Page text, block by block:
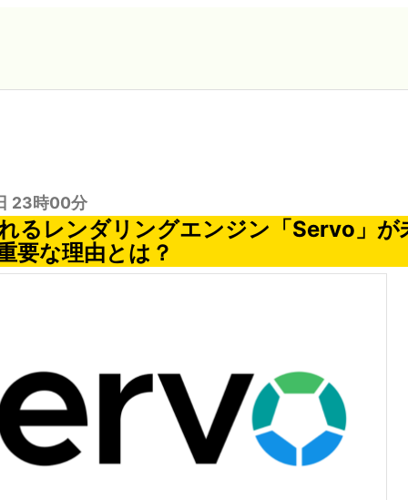
23時00分
るレンダリングエンジン「Servo」が
要な理由とは？